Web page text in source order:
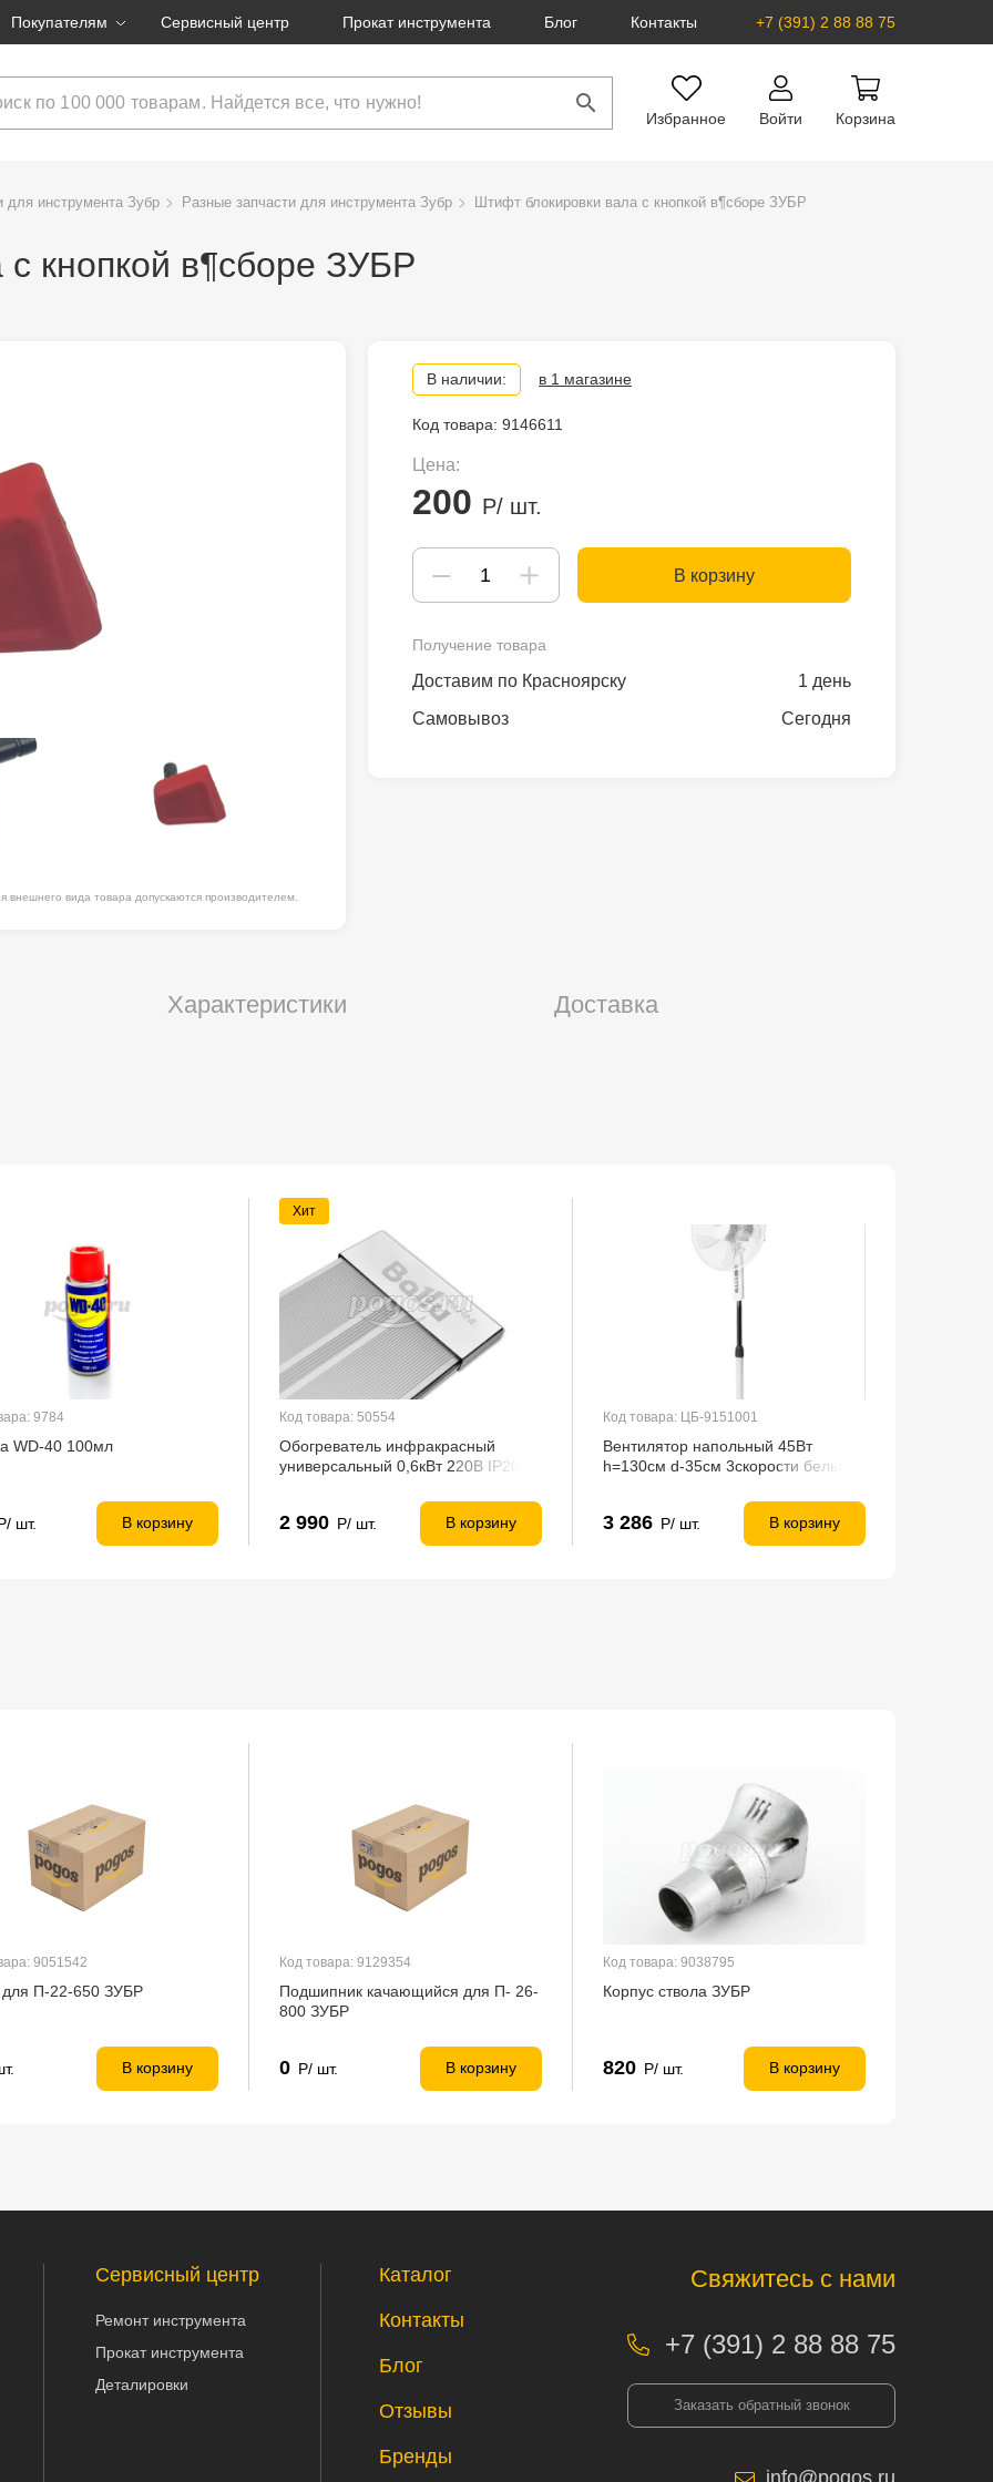
Покупателям
Как оформить заказ?
Сервисный центр Прокат инструмента Блог Контакты +7 (391) 2 88 88 75
работ на
сада, отдыха
Избранное Войти Корзина
для инструмента Зубр Разные запчасти для инструмента Зубр Штифт блокировки вала с кнопкой в¶сборе ЗУБР
кнопкой в¶сборе ЗУБР
вида товара допускаются производителем.
В наличии: в 1 магазине
Код товара: 9146611
Цена:
200 Р/ шт.
В корзину
Получение товара
Доставим по Красноярску
1 день
Самовывоз
Сегодня
Характеристики Доставка
9784
WD-40 100мл
шт. В корзину
Хит
Код товара: 50554
Обогреватель инфракрасный
универсальный 0,6кВт 220В IP20
2 990 Р/ шт. В корзину
Код товара: ЦБ-9151001
Вентилятор напольный 45Вт
h=130см d-35см 3скорости белый
3 286 Р/ шт. В корзину
9051542
для П-22-650 ЗУБР
В корзину
Код товара: 9129354
Подшипник качающийся для П- 26-
800 ЗУБР
0 Р/ шт. В корзину
Код товара: 9038795
Корпус ствола ЗУБР
820 Р/ шт. В корзину
Сервисный центр
Ремонт инструмента
Прокат инструмента
Деталировки
Каталог
Контакты
Блог
Отзывы
Бренды
Свяжитесь с нами
+7 (391) 2 88 88 75
Заказать обратный звонок
info@pogos.ru